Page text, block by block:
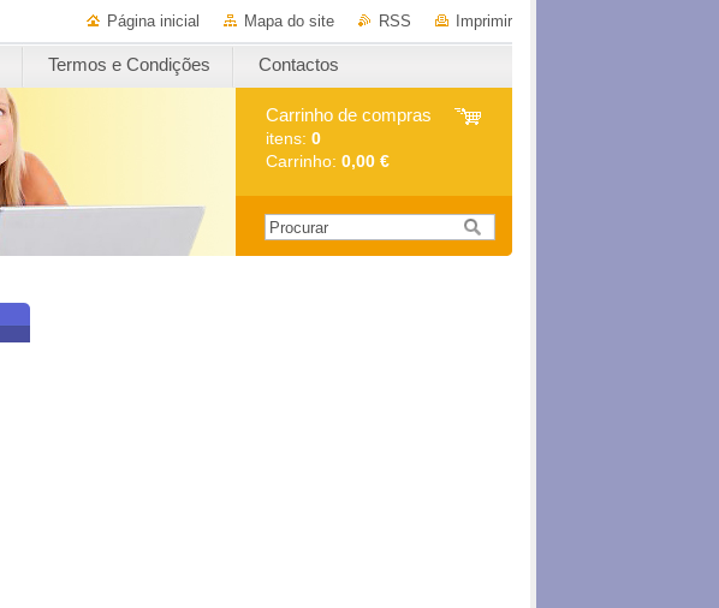
Página inicial Mapa do site RSS Imprimir
Termos e Condições Contactos
Carrinho de compras
itens: 0
Carrinho: 0,00 €